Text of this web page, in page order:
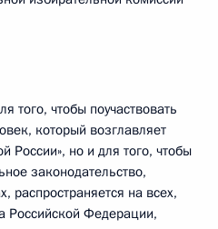
того, чтобы поучаствовать
который возглавляет
России», но и для того, чтобы
законодательство,
распространяется на всех,
Российской Федерации,